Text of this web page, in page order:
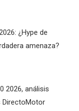
¿Hype de
amenaza?
2026, análisis
DirectoMotor